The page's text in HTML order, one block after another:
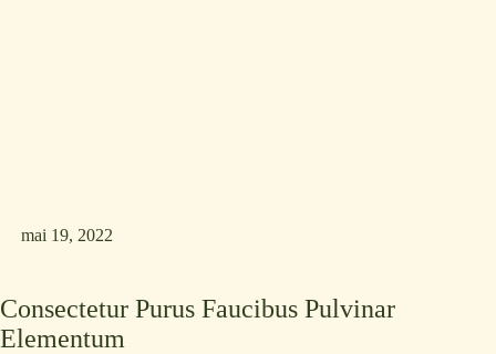
mai 19, 2022
Consectetur Purus Faucibus Pulvinar
Elementum